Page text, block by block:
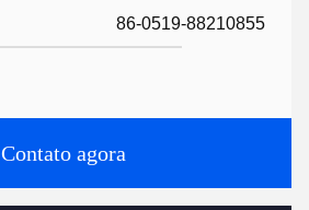
86-0519-88210855
Contato agora